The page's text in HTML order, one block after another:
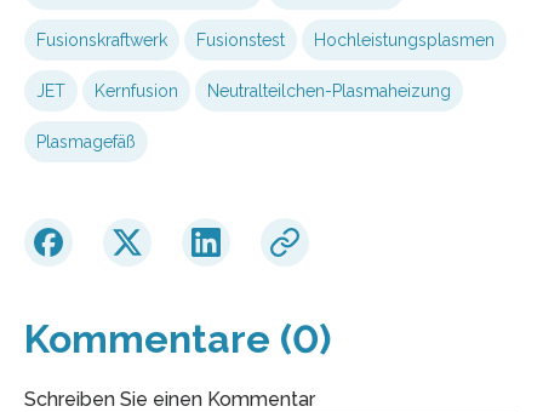
Fusionskraftwerk Fusionstest Hochleistungsplasmen
JET Kernfusion Neutralteilchen-Plasmaheizung
Plasmagefäß
Kommentare (0)
Schreiben Sie einen Kommentar